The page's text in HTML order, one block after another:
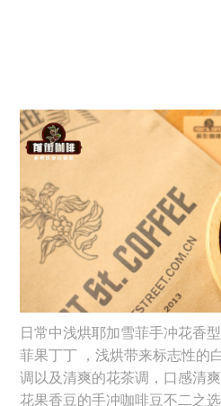
日常中浅烘耶加雪菲手冲花香
菲果丁丁 ，浅烘带来标志性的
调以及清爽的花茶调，口感清
花果香豆的手冲咖啡豆不二之选